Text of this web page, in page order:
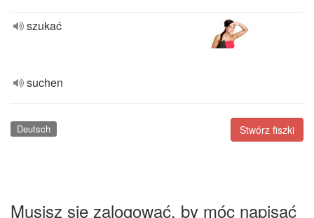
szukać
suchen
Stwórz fiszki
Deutsch
Musisz się zalogować, by móc napisać